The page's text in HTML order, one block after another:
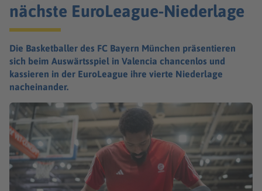
nächste EuroLeague-Niederlage
Die Basketballer des FC Bayern München präsentieren
sich beim Auswärtsspiel in Valencia chancenlos und
kassieren in der EuroLeague ihre vierte Niederlage
nacheinander.